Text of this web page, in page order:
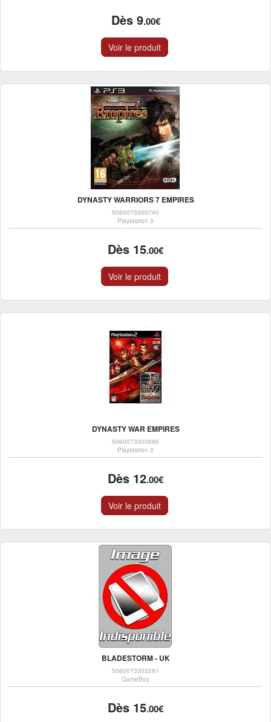
Dès 9.00€
Voir le produit
DYNASTY WARRIORS 7 EMPIRES
5060073309740
Playstation 3
Dès 15.00€
Voir le produit
DYNASTY WAR EMPIRES
5060073300686
Playstation 2
Dès 12.00€
Voir le produit
BLADESTORM - UK
5060073303281
GameBoy
Dès 15.00€